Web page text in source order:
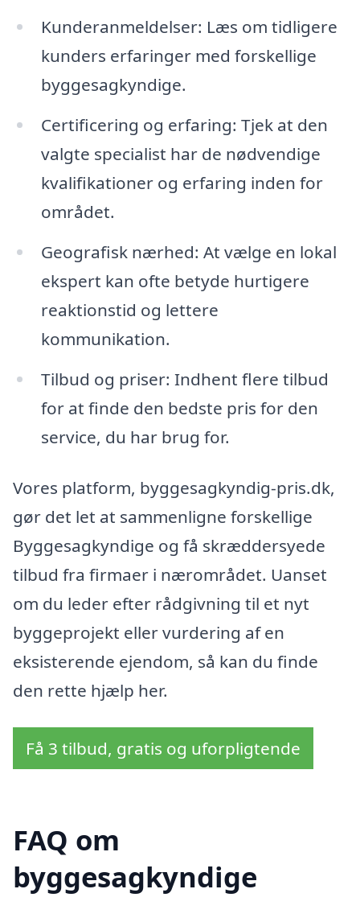
Kunderanmeldelser: Læs om tidligere
kunders erfaringer med forskellige
byggesagkyndige.
Certificering og erfaring: Tjek at den
valgte specialist har de nødvendige
kvalifikationer og erfaring inden for
området.
Geografisk nærhed: At vælge en lokal
ekspert kan ofte betyde hurtigere
reaktionstid og lettere
kommunikation.
Tilbud og priser: Indhent flere tilbud
for at finde den bedste pris for den
service, du har brug for.
Vores platform, byggesagkyndig-pris.dk,
gør det let at sammenligne forskellige
Byggesagkyndige og få skræddersyede
tilbud fra firmaer i nærområdet. Uanset
om du leder efter rådgivning til et nyt
byggeprojekt eller vurdering af en
eksisterende ejendom, så kan du finde
den rette hjælp her.
Få 3 tilbud, gratis og uforpligtende
FAQ om
byggesagkyndige